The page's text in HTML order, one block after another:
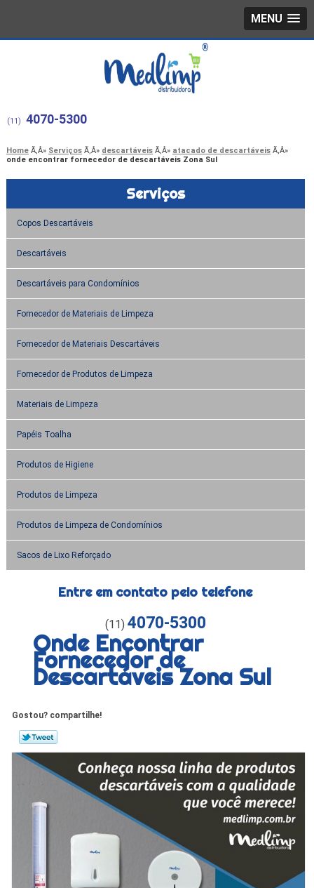
MENU
(11) 4070-5300
Home Serviços descartáveis
atacado de descartáveis
onde encontrar fornecedor de descartáveis Zona Sul
Serviços
Copos Descartáveis
Descartáveis
Descartáveis para Condomínios
Fornecedor de Materiais de Limpeza
Fornecedor de Materiais Descartáveis
Fornecedor de Produtos de Limpeza
Materiais de Limpeza
Papéis Toalha
Produtos de Higiene
Produtos de Limpeza
Produtos de Limpeza de Condomínios
Sacos de Lixo Reforçado
Entre em contato pelo telefone
(11) 4070-5300
Onde Encontrar
Fornecedor de
Descartáveis Zona Sul
Gostou? compartilhe!